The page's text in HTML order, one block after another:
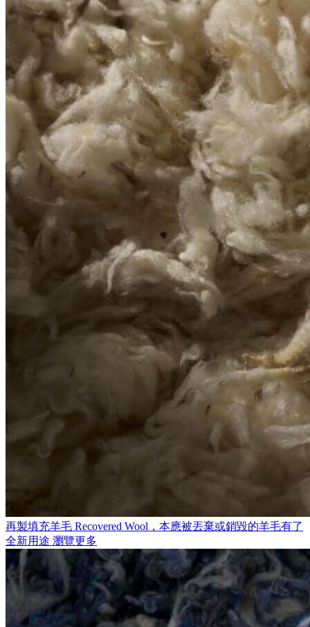
再製填充羊毛 Recovered Wool，本應被丟棄或銷毀的羊毛有了
全新用途 瀏覽更多